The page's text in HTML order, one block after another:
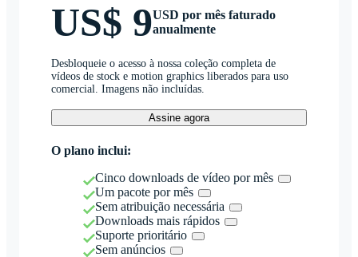
US$ 9USD por mês faturado
anualmente
Desbloqueie o acesso à nossa coleção completa de
vídeos de stock e motion graphics liberados para uso
comercial. Imagens não incluídas.
Assine agora
O plano inclui:
Cinco downloads de vídeo por mês
Um pacote por mês
Sem atribuição necessária
Downloads mais rápidos
Suporte prioritário
Sem anúncios